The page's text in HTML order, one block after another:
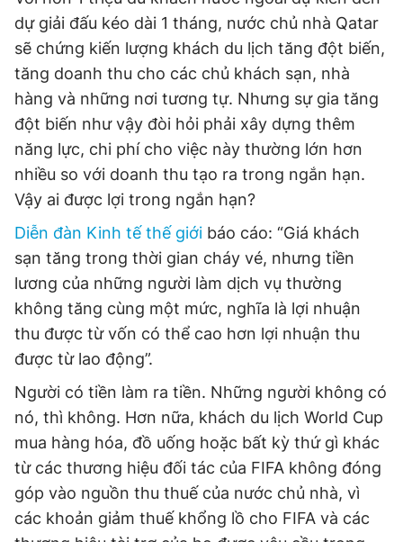
dự giải đấu kéo dài 1 tháng, nước chủ nhà Qatar
sẽ chứng kiến ​​lượng khách du lịch tăng đột biến,
tăng doanh thu cho các chủ khách sạn, nhà
hàng và những nơi tương tự. Nhưng sự gia tăng
đột biến như vậy đòi hỏi phải xây dựng thêm
năng lực, chi phí cho việc này thường lớn hơn
nhiều so với doanh thu tạo ra trong ngắn hạn.
Vậy ai được lợi trong ngắn hạn?
Diễn đàn Kinh tế thế giới báo cáo: “Giá khách
sạn tăng trong thời gian cháy vé, nhưng tiền
lương của những người làm dịch vụ thường
không tăng cùng một mức, nghĩa là lợi nhuận
thu được từ vốn có thể cao hơn lợi nhuận thu
được từ lao động”.
Người có tiền làm ra tiền. Những người không có
nó, thì không. Hơn nữa, khách du lịch World Cup
mua hàng hóa, đồ uống hoặc bất kỳ thứ gì khác
từ các thương hiệu đối tác của FIFA không đóng
góp vào nguồn thu thuế của nước chủ nhà, vì
các khoản giảm thuế khổng lồ cho FIFA và các